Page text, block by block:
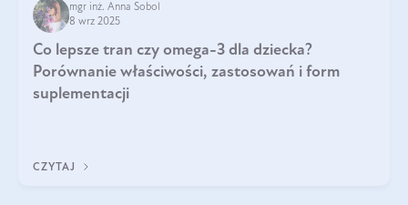
mgr inż. Anna Sobol
8 wrz 2025
Co lepsze tran czy omega-3 dla dziecka?
Porównanie właściwości, zastosowań i form
suplementacji
CZYTAJ